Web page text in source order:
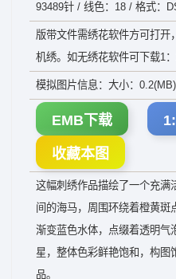
93489针 / 线色：18 / 格式：
版带文件需绣花软件方可打开
机绣。如无绣花软件可下载1：
模拟图片信息：大小：
EMB下载
收藏本图
这幅刺绣作品描绘了一个充满
间的海马，周围环绕着橙黄斑
渐变蓝色水体，点缀着透明气
星，整体色彩鲜艳饱和，构图
品。